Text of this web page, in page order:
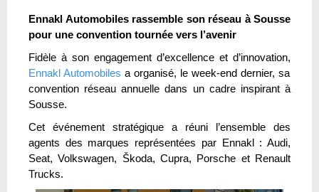
Ennakl Automobiles rassemble son réseau à Sousse
pour une convention tournée vers l’avenir
Fidèle à son engagement d’excellence et d’innovation,
Ennakl Automobiles a organisé, le week-end dernier, sa
convention réseau annuelle dans un cadre inspirant à
Sousse.
Cet événement stratégique a réuni l’ensemble des
agents des marques représentées par Ennakl : Audi,
Seat, Volkswagen, Škoda, Cupra, Porsche et Renault
Trucks.